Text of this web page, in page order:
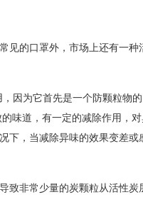
的口罩外，市场上还有一种
为它首先是一个防颗粒物的
味道，有一定的减除作用，
下，当减除异味的效果变差或
非常少量的炭颗粒从活性炭